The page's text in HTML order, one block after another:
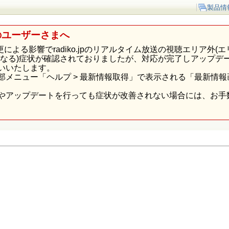
製品情
ーザーさまへ
よる影響でradiko.jpのリアルタイム放送の視聴エリア外(
る)症状が確認されておりましたが、対応が完了しアップデ
いたします。
メニュー「ヘルプ > 最新情報取得」で表示される「最新情
アップデートを行っても症状が改善されない場合には、お手